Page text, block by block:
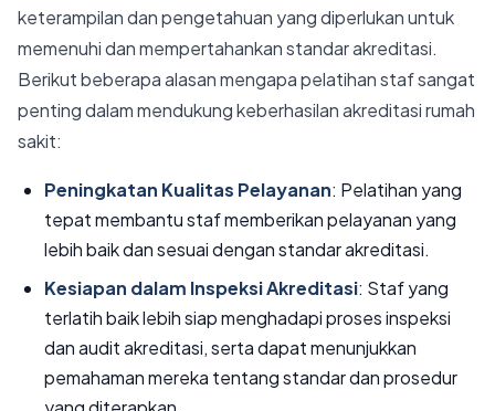
keterampilan dan pengetahuan yang diperlukan untuk
memenuhi dan mempertahankan standar akreditasi.
Berikut beberapa alasan mengapa pelatihan staf sangat
penting dalam mendukung keberhasilan akreditasi rumah
sakit:
Peningkatan Kualitas Pelayanan: Pelatihan yang
tepat membantu staf memberikan pelayanan yang
lebih baik dan sesuai dengan standar akreditasi.
Kesiapan dalam Inspeksi Akreditasi: Staf yang
terlatih baik lebih siap menghadapi proses inspeksi
dan audit akreditasi, serta dapat menunjukkan
pemahaman mereka tentang standar dan prosedur